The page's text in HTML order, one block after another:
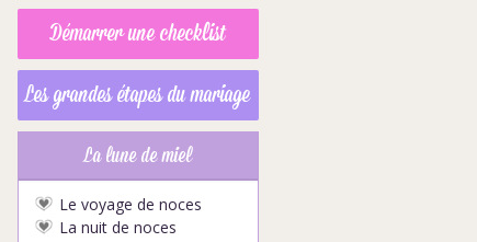
Démarrer une checklist
Les grandes étapes du mariage
La lune de miel
Le voyage de noces
La nuit de noces